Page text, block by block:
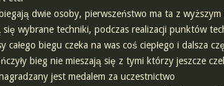
dwie osoby, pierwszeństwo ma ta z
wybrane techniki, podczas realizacji punktów
całego biegu czeka na was coś ciepłego i dalsza
bieg nie mieszają się z tymi którzy jeszcze
jest medalem za uczestnictwo